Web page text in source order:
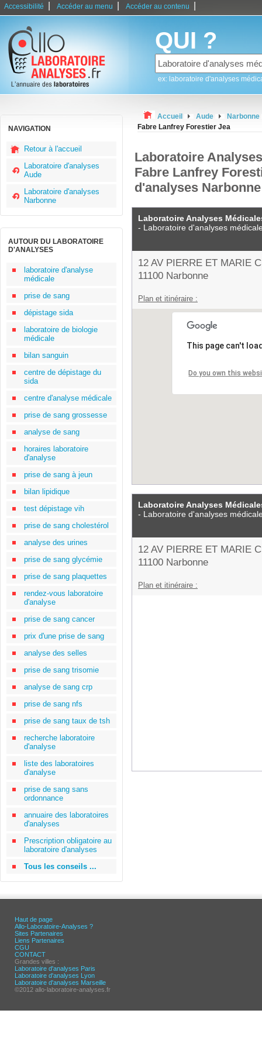
Accessibilité Accéder au menu Accéder au contenu
QUI ?
ex: laboratoire d'analyses
NAVIGATION
Retour à l'accueil
Laboratoire d'analyses
Aude
Laboratoire d'analyses
Narbonne
AUTOUR DU LABORATOIRE
D'ANALYSES
laboratoire d'analyse
médicale
prise de sang
dépistage sida
laboratoire de biologie
médicale
bilan sanguin
centre de dépistage du
sida
centre d'analyse médicale
prise de sang grossesse
analyse de sang
horaires laboratoire
d'analyse
prise de sang à jeun
bilan lipidique
test dépistage vih
prise de sang cholestérol
analyse des urines
prise de sang glycémie
prise de sang plaquettes
rendez-vous laboratoire
d'analyse
prise de sang cancer
prix d'une prise de sang
analyse des selles
prise de sang trisomie
analyse de sang crp
prise de sang nfs
prise de sang taux de tsh
recherche laboratoire
d'analyse
liste des laboratoires
d'analyse
prise de sang sans
ordonnance
annuaire des laboratoires
d'analyses
Prescription obligatoire au
laboratoire d'analyses
Tous les conseils ...
Accueil Aude
Narbonne
Fabre Lanfrey Forestier Jea
Laboratoire
Fabre Lanfrey
d'analyses Narbonne
Laboratoire Analyses
- Laboratoire d'analyses
12 AV PIERRE ET MARIE
11100 Narbonne
Plan et itinéraire :
This page can't
Do you own this
Laboratoire Analyses
- Laboratoire d'analyses
12 AV PIERRE ET MARIE
11100 Narbonne
Plan et itinéraire :
Haut de page
Allo-Laboratoire-Analyses ?
Sites Partenaires
Liens Partenaires
CGU
CONTACT
Grandes villes :
Laboratoire d'analyses Paris
Laboratoire d'analyses Lyon
Laboratoire d'analyses Marseille
©2012 allo-laboratoire-analyses.fr